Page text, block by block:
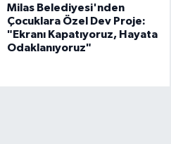
Milas Belediyesi'nden
Çocuklara Özel Dev Proje:
"Ekranı Kapatıyoruz, Hayata
Odaklanıyoruz"